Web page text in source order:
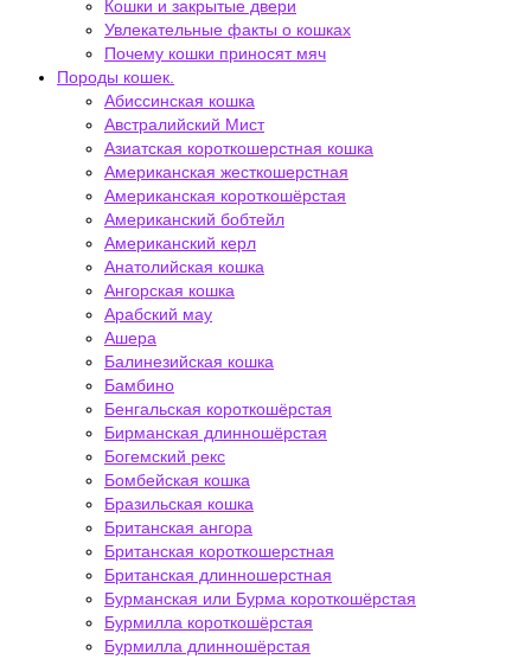
Кошки и закрытые двери
Увлекательные факты о кошках
Почему кошки приносят мяч
Породы кошек.
Абиссинская кошка
Австралийский Мист
Азиатская короткошерстная кошка
Американская жесткошерстная
Американская короткошёрстая
Американский бобтейл
Американский керл
Анатолийская кошка
Ангорская кошка
Арабский мау
Ашера
Балинезийская кошка
Бамбино
Бенгальская короткошёрстая
Бирманская длинношёрстая
Богемский рекс
Бомбейская кошка
Бразильская кошка
Британская ангора
Британская короткошерстная
Британская длинношерстная
Бурманская или Бурма короткошёрстая
Бурмилла короткошёрстая
Бурмилла длинношёрстая